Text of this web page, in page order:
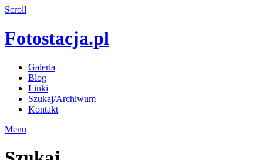
Scroll
Fotostacja.pl
Galeria
Blog
Linki
Szukaj/Archiwum
Kontakt
Menu